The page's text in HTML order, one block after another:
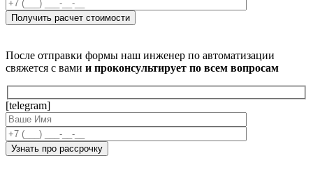
После отправки формы наш инженер по автоматизации
свяжется с вами и проконсультирует по всем вопросам
[telegram]